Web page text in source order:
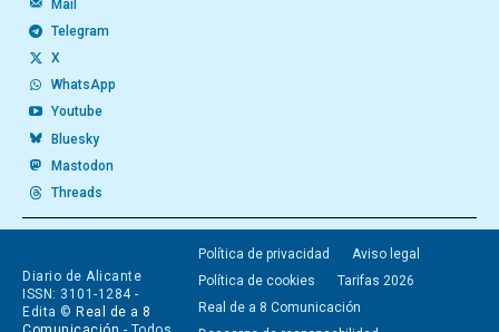
Mail
Telegram
X
WhatsApp
Youtube
Bluesky
Mastodon
Threads
Diario de Alicante
ISSN: 3101-1284 -
Edita © Real de a 8
Política de privacidad
Aviso legal
Política de cookies
Tarifas 2026
Real de a 8 Comunicación